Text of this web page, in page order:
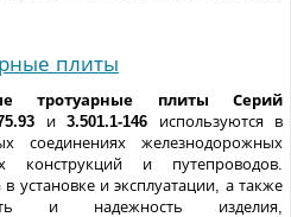
плиты
тротуарные плиты Серий
и 3.501.1-146 используются в
соединениях железнодорожных
конструкций и путепроводов.
в установке и эксплуатации, а также
и надежность изделия,